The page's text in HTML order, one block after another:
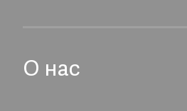
О нас